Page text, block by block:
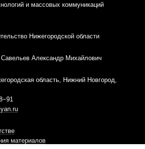
и массовых коммуникаций
Нижегородской области
Александр Михайлович
область, Нижний Новгород,
материалов